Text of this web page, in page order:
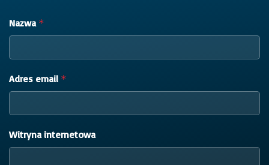
Nazwa *
Adres email *
Witryna internetowa